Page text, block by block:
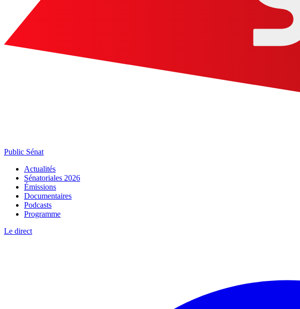
Public Sénat
Actualités
Sénatoriales 2026
Émissions
Documentaires
Podcasts
Programme
Le direct